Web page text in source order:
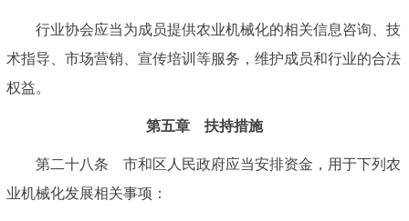
行业协会应当为成员提供农业机械化的相关信息咨询、技
术指导、市场营销、宣传培训等服务，维护成员和行业的合法
权益。
第五章 扶持措施
第二十八条 市和区人民政府应当安排资金，用于下列农
业机械化发展相关事项：